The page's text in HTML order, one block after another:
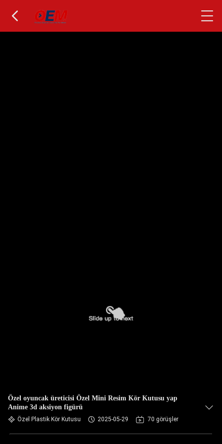
Özel oyuncak üreticisi Özel Mini Resim Kör Kutusu yap
Anime 3d aksiyon figürü
Özel Plastik Kör Kutusu 2025-05-29 70 görüşler